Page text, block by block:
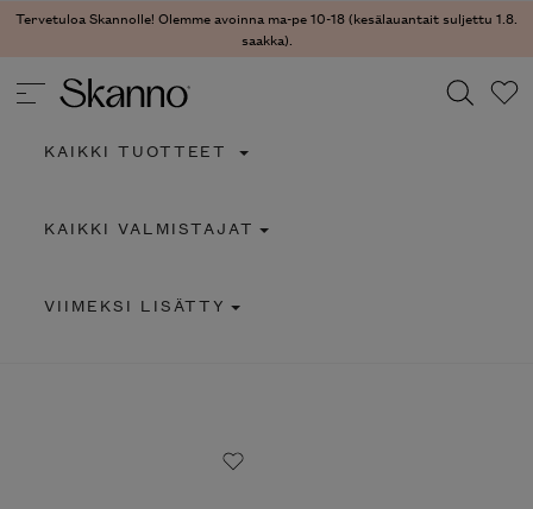
Tervetuloa Skannolle! Olemme avoinna ma-pe 10-18 (kesälauantait suljettu 1.8.
saakka).
Type 2 or more characters for results.
KAIKKI TUOTTEET
KAIKKI VALMISTAJAT
VIIMEKSI LISÄTTY